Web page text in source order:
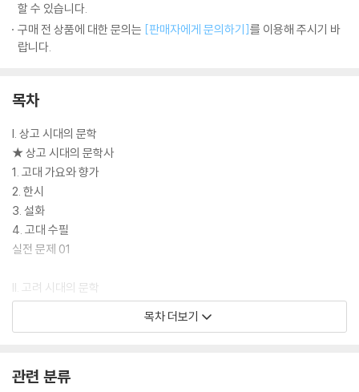
할 수 있습니다.
구매 전 상품에 대한 문의는 [판매자에게 문의하기]를 이용해 주시기 바
랍니다.
목차
I. 상고 시대의 문학
★ 상고 시대의 문학사
1. 고대 가요와 향가
2. 한시
3. 설화
4. 고대 수필
실전 문제 01
II. 고려 시대의 문학
★ 고려 시대의 문학사
4. 가전체 소설
목차 더보기
관련 분류